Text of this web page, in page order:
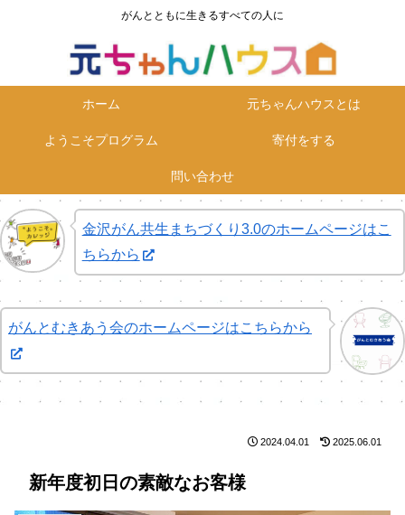
がんとともに生きるすべての人に
ホーム 元ちゃんハウスとは
ようこそプログラム 寄付をする
問い合わせ
金沢がん共生まちづくり3.0のホームページはこ
ちらから
がんとむきあう会のホームページはこちらから
新年度初日の素敵なお客様
2024.04.01 2025.06.01